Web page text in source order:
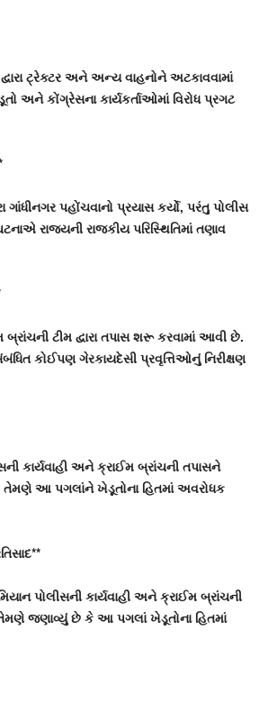
ટ્રેક્ટર અને અન્ય વાહનોને અટકાવવામાં
અને કોંગ્રેસના કાર્યકર્તાઓમાં વિરોધ પ્રગટ
ગાંધીનગર પહોંચવાનો પ્રયાસ કર્યો, પરંતુ પોલીસ
રાજ્યની રાજકીય પરિસ્થિતિમાં તણાવ
ટીમ દ્વારા તપાસ શરૂ કરવામાં આવી છે.
કોઈપણ ગેરકાયદેસી પ્રવૃત્તિઓનું નિરીક્ષણ
કાર્યવાહી અને ક્રાઈમ બ્રાંચની તપાસને
તેમણે આ પગલાંને ખેડૂતોના હિતમાં અવરોધક
પોલીસની કાર્યવાહી અને ક્રાઈમ બ્રાંચની
તેમણે જણાવ્યું છે કે આ પગલાં ખેડૂતોના હિતમાં